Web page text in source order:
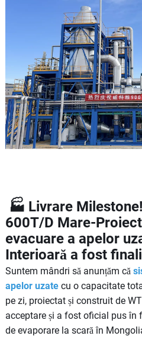
🏭 Livrare
600T/D Mare-
evacuare a apelor
Interioară a fost
Suntem mândri să anunțăm că
apelor uzatecu o capacitate
pe zi, proiectat și construit de
acceptare și a fost oficial pus în
de evaporare la scară în